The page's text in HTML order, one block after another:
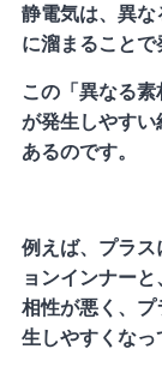
静電気は、異な
に溜まることで
この「異なる
が発生しやす
あるのです。
例えば、プラ
ョンインナー
相性が悪く、
生しやすくなっ